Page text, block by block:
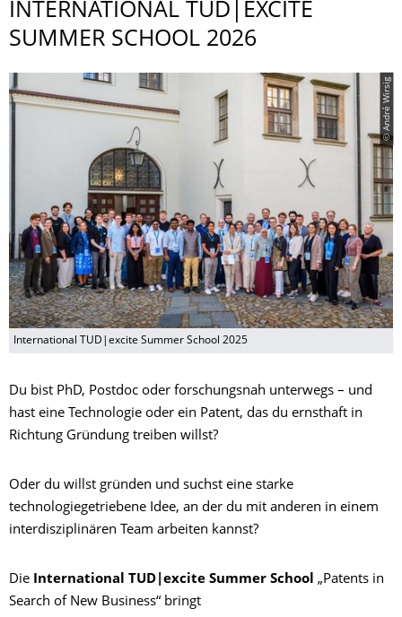
INTERNATIONAL TUD|EXCITE
SUMMER SCHOOL 2026
© André Wirsig
International TUD|excite Summer School 2025
Du bist PhD, Postdoc oder forschungsnah unterwegs – und
hast eine Technologie oder ein Patent, das du ernsthaft in
Richtung Gründung treiben willst?
Oder du willst gründen und suchst eine starke
technologiegetriebene Idee, an der du mit anderen in einem
interdisziplinären Team arbeiten kannst?
Die International TUD|excite Summer School „Patents in
Search of New Business“ bringt